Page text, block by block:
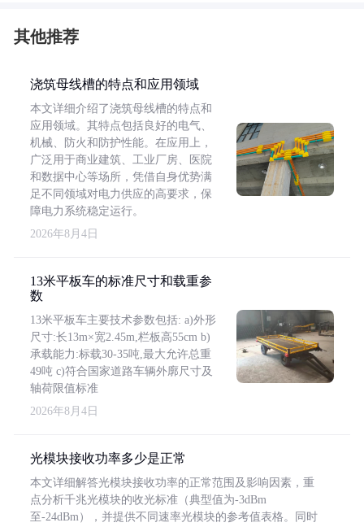
其他推荐
浇筑母线槽的特点和应用领域
本文详细介绍了浇筑母线槽的特点和
应用领域。其特点包括良好的电气、
机械、防火和防护性能。在应用上，
广泛用于商业建筑、工业厂房、医院
和数据中心等场所，凭借自身优势满
足不同领域对电力供应的高要求，保
障电力系统稳定运行。
2026年8月4日
13米平板车的标准尺寸和载重参
数
13米平板车主要技术参数包括: a)外形
尺寸:长13m×宽2.45m,栏板高55cm b)
承载能力:标载30-35吨,最大允许总重
49吨 c)符合国家道路车辆外廓尺寸及
轴荷限值标准
2026年8月4日
光模块接收功率多少是正常
本文详细解答光模块接收功率的正常范围及影响因素，重
点分析千兆光模块的收光标准（典型值为-3dBm
至-24dBm），并提供不同速率光模块的参考值表格。同时